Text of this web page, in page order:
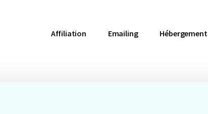
Affiliation Emailing Hébergement